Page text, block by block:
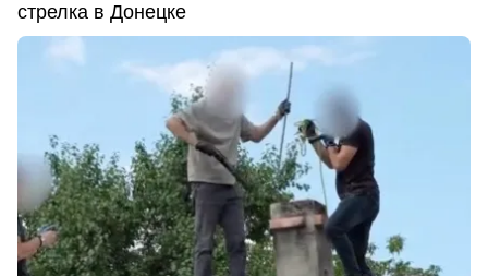
стрелка в Донецке